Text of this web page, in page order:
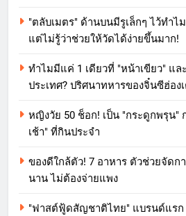
"ตลับเมตร" ด้านบนมีรูเล็กๆ ไว้ทำ
แต่ไม่รู้ว่าช่วยให้วัดได้ง่ายขึ้นมาก!
ทำไมมีแค่ 1 เดียวที่ "หน้าเขียว" แ
ประเทศ? ปริศนาทหารของจิ๋นซีฮ่อง
หญิงวัย 50 ช็อก! เป็น "กระดูกพรุน"
เช้า" ที่กินประจำ
ของดีใกล้ตัว! 7 อาหาร ตัวช่วยจัดก
นาน ไม่ต้องจ่ายแพง
"ฟาสต์ฟู้ดสัญชาติไทย" แบรนด์แรก